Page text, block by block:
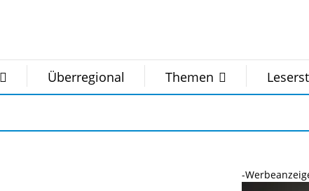
Überregional Themen
-